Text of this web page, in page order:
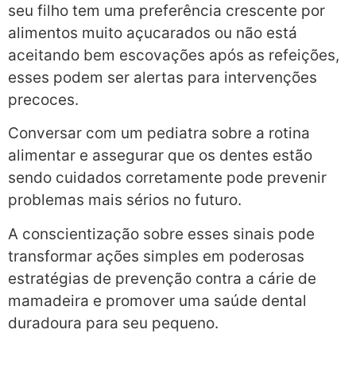
seu filho tem uma preferência crescente por
alimentos muito açucarados ou não está
aceitando bem escovações após as refeições,
esses podem ser alertas para intervenções
precoces.
Conversar com um pediatra sobre a rotina
alimentar e assegurar que os dentes estão
sendo cuidados corretamente pode prevenir
problemas mais sérios no futuro.
A conscientização sobre esses sinais pode
transformar ações simples em poderosas
estratégias de prevenção contra a cárie de
mamadeira e promover uma saúde dental
duradoura para seu pequeno.